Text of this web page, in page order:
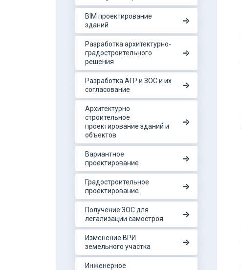
BIM проектирование
зданий
Разработка архитектурно-
градостроительного
решения
Разработка АГР и ЗОС и их
согласование
Архитектурно
строительное
проектирование зданий и
объектов
Вариантное
проектирование
Градостроительное
проектирование
Получение ЗОС для
легализации самостроя
Изменение ВРИ
земельного участка
Инженерное